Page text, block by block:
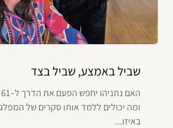
שביל באמצע, שביל בצד
ומה יכולים ללמד אותו סקרים של
באיזו...